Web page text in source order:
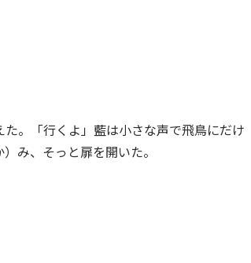
。「行くよ」藍は小さな声で飛鳥にだけ
み、そっと扉を開いた。